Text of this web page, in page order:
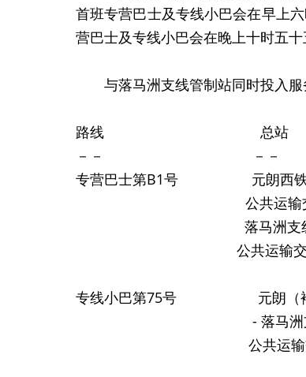
首班专营巴士及专线小巴会在早上
营巴士及专线小巴会在晚上十时五
与落马洲支线管制站同时投入服
路线 总站 班
－－ －－ －
专营巴士第B1号 元
公共运输
落马洲支线
公共运输交汇
专线小巴第75号 元朗
- 落马洲支
公共运输交